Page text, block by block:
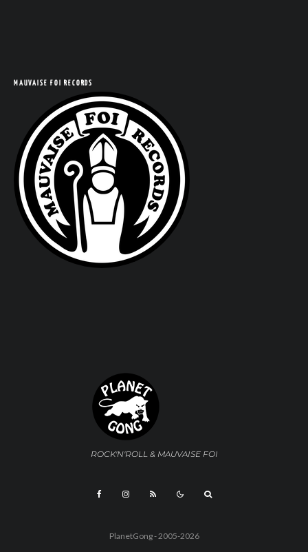
MAUVAISE FOI RECORDS
ROCK'N'ROLL & MAUVAISE FOI
PlanetGong - 2005-2026